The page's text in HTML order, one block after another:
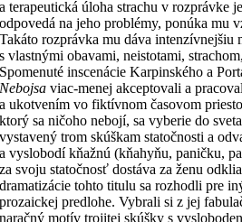
a terapeutická úloha strachu v rozprávke
odpovedá na jeho problémy, ponúka mu
Takáto rozprávka mu dáva intenzívnejšiu
s vlastnými obavami, neistotami,
Spomenuté inscenácie Karpinského a
Nebojsa viac-menej akceptovali a
a ukotvením vo fiktívnom časovom
ktorý sa ničoho nebojí, sa vyberie do
vystavený trom skúškam statočnosti a
a vyslobodí kňažnú (kňahyňu, paničku,
za svoju statočnosť dostáva za ženu
dramatizácie tohto titulu sa rozhodli pre
prozaickej predlohe. Vybrali si z jej
naračný motív trojitej skúšky s